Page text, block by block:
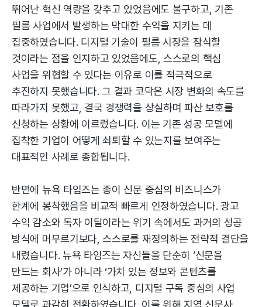
뛰어난 혁신 역량을 갖추고 있었음에도 불구하고, 기존
필름 사업에서 발생하는 막대한 수익을 지키는 데
집중하였습니다. 디지털 기술이 필름 시장을 잠식할
것이라는 점을 인지하고 있었음에도, 스스로의 핵심
사업을 위협할 수 있다는 이유로 이를 적극적으로
추진하지 못했습니다. 그 결과 코닥은 시장 변화의 속도를
따라가지 못했고, 결국 경쟁력을 상실하며 파산 보호를
신청하는 상황에 이르렀습니다. 이는 기존 성공 모델에
집착한 기업이 어떻게 쇠퇴할 수 있는지를 보여주는
대표적인 사례로 종합됩니다.
반면에 뉴욕 타임즈는 종이 신문 중심의 비즈니스가
한계에 봉착했음을 비교적 빠르게 인정하였습니다. 광고
수익 감소와 독자 이탈이라는 위기 속에서도 과거의 성공
방식에 머무르기보다, 스스로를 재정의하는 전략적 결단을
내렸습니다. 뉴욕 타임즈는 자신들을 단순히 ‘신문을
만드는 회사’가 아니라 ‘가치 있는 정보와 콘텐츠를
제공하는 기업’으로 인식하고, 디지털 구독 중심의 사업
모델로 과감히 전환하였습니다. 이를 위해 지역 신문사,